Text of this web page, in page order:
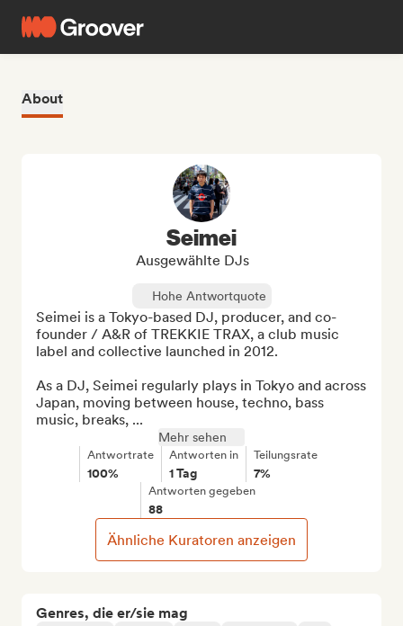
About
Genres, die er/sie mag
Seimei
Ausgewählte DJs
Hohe Antwortquote
Seimei is a Tokyo-based DJ, producer, and co-
founder / A&R of TREKKIE TRAX, a club music
label and collective launched in 2012.
As a DJ, Seimei regularly plays in Tokyo and across
Japan, moving between house, techno, bass
music, breaks, ...
Mehr sehen
Antwortrate
100%
Antworten in
1 Tag
Teilungsrate
7%
Antworten gegeben
88
Ähnliche Kuratoren anzeigen